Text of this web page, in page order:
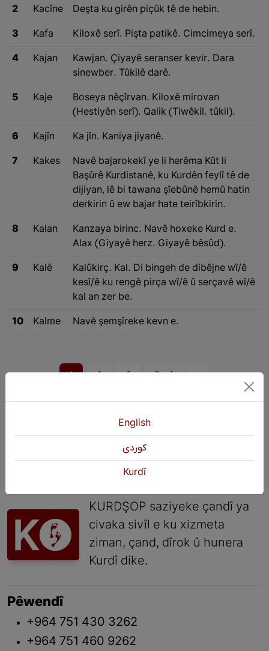
2 Kacîne Deşta ku girên piçûk tê de hebin.
3 Kafa Kiloxê serî. Pişta patikê. Cimcimeya serî.
4 Kajan
Kawjan. Çiyayê seranser kevir. Dara
sinewber. Tûkilê darê.
5 Kaje
Boseya nêçîrvan. Kiloxê mirovan
(Hestiyên serî). Qalik (Tiwêkil. tûkil).
6 Kajîn Ka jîn. Kaniya jiyanê.
7 Kakes
Navê bajarokekî ye li herêma Kût li
Başûrê Kurdistanê, ku Kurdên feylî tê de
dijiyan, lê bi tawana şîebûnê hemû hatin
derkirin û ew bajar hate teirîbkirin.
8 Kalan
Kanzaya birinc. Navê hoxeke Kurd e.
Alax (Giyayê herz. Giyayê bêsûd).
9 Kalê
Kalûkirç. Kal. Di bingeh de dibêjne wî/ê
kesî/ê ku rengê pirça wî/ê û serçavê wî/ê
kal an zer be.
10 Kalme Navê şemşîreke kevn e.
1 2 3 Paşî »
KURDŞOP saziyeke çandî ya
civaka sivîl e ku xizmeta
ziman, çand, dîrok û hunera
Kurdî dike.
Pêwendî
+964 751 430 3262
+964 751 460 9262
English
كوردی
Kurdî